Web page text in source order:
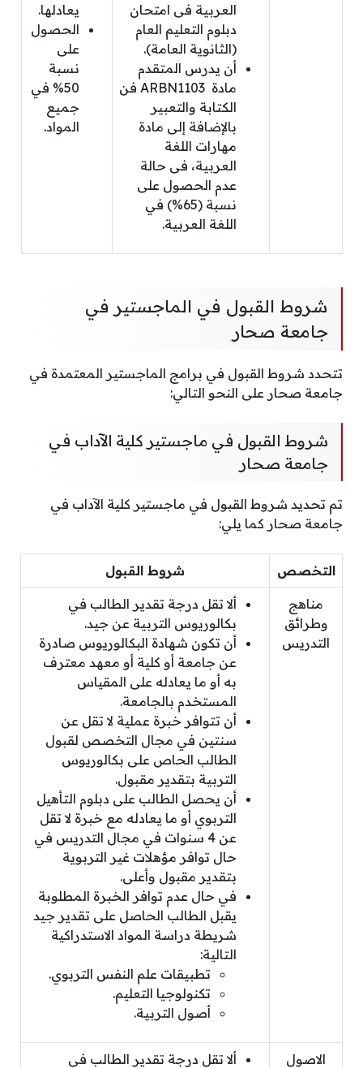
العربية فى امتحان
دبلوم التعليم العام
(الثانوية العامة).
أن يدرس المتقدم
مادة ARBN1103 فن
الكتابة والتعبير
بالإضافة إلى مادة
مهارات اللغة
العربية، فى حالة
عدم الحصول على
نسبة (65%) في
اللغة العربية.
يعادلها.
الحصول
على
نسبة
50% في
جميع
المواد.
شروط القبول في الماجستير في
جامعة صحار
تتحدد شروط القبول في برامج الماجستير المعتمدة في
جامعة صحار على النحو التالي:
شروط القبول في ماجستير كلية الآداب في
جامعة صحار
تم تحديد شروط القبول في ماجستير كلية الآداب في
جامعة صحار كما يلي:
التخصص شروط القبول
مناهج
وطرائق
التدريس
ألا تقل درجة تقدير الطالب في
بكالوريوس التربية عن جيد.
أن تكون شهادة البكالوريوس صادرة
عن جامعة أو كلية أو معهد معترف
به أو ما يعادله على المقياس
المستخدم بالجامعة.
أن تتوافر خبرة عملية لا تقل عن
سنتين في مجال التخصص لقبول
الطالب الحاص على بكالوريوس
التربية بتقدير مقبول.
أن يحصل الطالب على دبلوم التأهيل
التربوي أو ما يعادله مع خبرة لا تقل
عن 4 سنوات في مجال التدريس في
حال توافر مؤهلات غير التربوية
بتقدير مقبول وأعلى.
في حال عدم توافر الخبرة المطلوبة
يقبل الطالب الحاصل على تقدير جيد
شريطة دراسة المواد الاستدراكية
التالية:
تطبيقات علم النفس التربوي.
تكنولوجيا التعليم.
أصول التربية.
الاصول ألا تقل درجة تقدير الطالب في